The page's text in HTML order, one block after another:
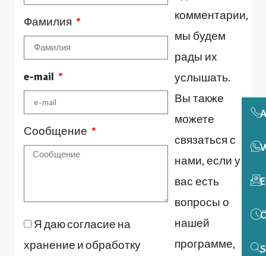
Фамилия
e-mail
Сообщение
Я даю согласие на
хранение и обработку
комментарии,
мы будем
рады их
услышать.
Вы также
можете
связаться с
нами, если у
вас есть
вопросы о
нашей
программе,